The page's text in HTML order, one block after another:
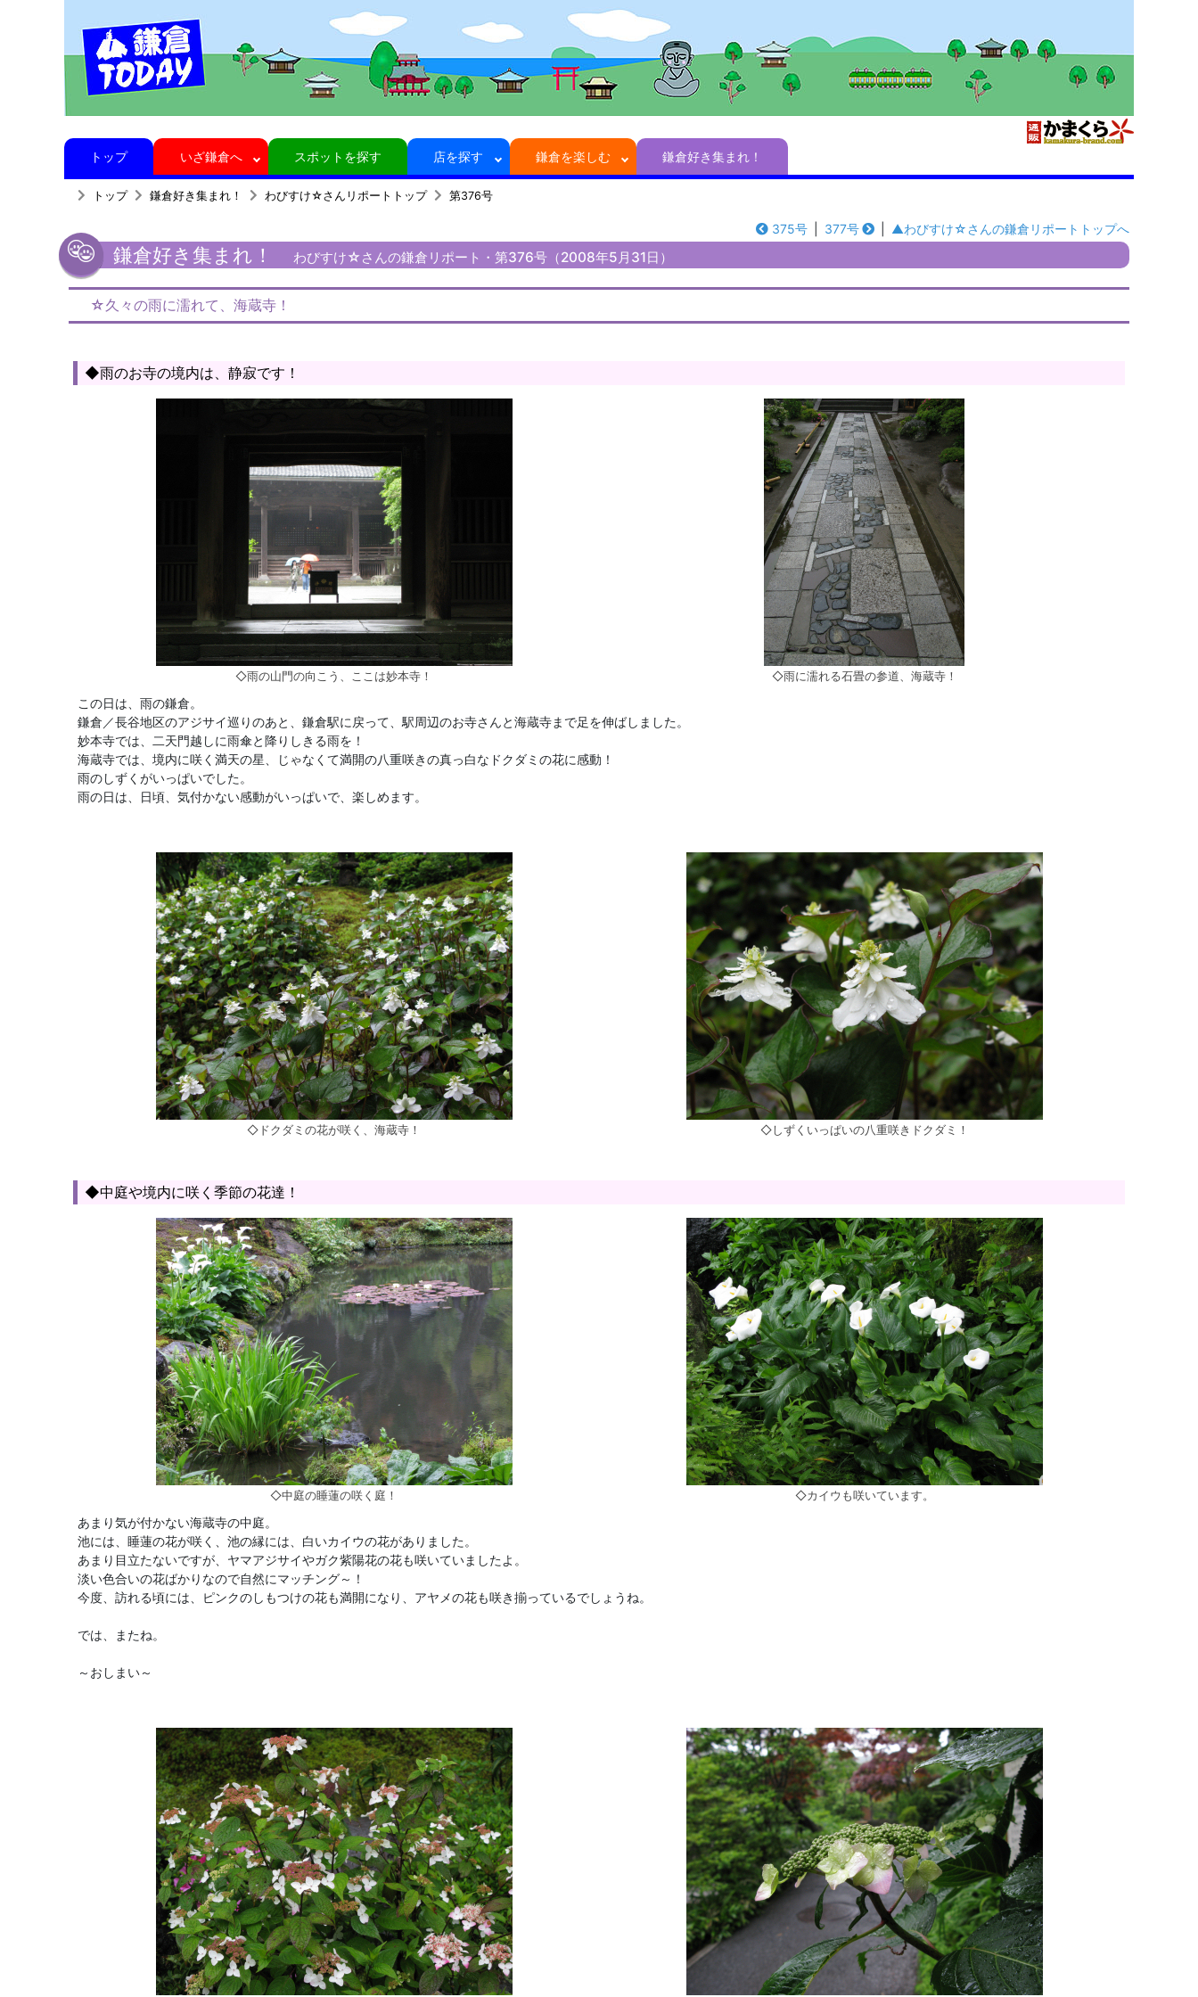
トップ いざ鎌倉へ スポットを探す 店を探す 鎌倉を楽しむ 鎌倉好き集まれ！
トップ 鎌倉好き集まれ！ わびすけ☆さんリポートトップ 第376号
375号 377号 ▲わびすけ☆さんの鎌倉リポートトップへ
鎌倉好き集まれ！ わびすけ☆さんの鎌倉リポート・第376号（2008年5月31日）
☆久々の雨に濡れて、海蔵寺！
◆雨のお寺の境内は、静寂です！
◇雨の山門の向こう、ここは妙本寺！ ◇雨に濡れる石畳の参道、海蔵寺！
この日は、雨の鎌倉。
鎌倉／長谷地区のアジサイ巡りのあと、鎌倉駅に戻って、駅周辺のお寺さんと海蔵寺まで足を伸ばしました。
妙本寺では、二天門越しに雨傘と降りしきる雨を！
海蔵寺では、境内に咲く満天の星、じゃなくて満開の八重咲きの真っ白なドクダミの花に感動！
雨のしずくがいっぱいでした。
雨の日は、日頃、気付かない感動がいっぱいで、楽しめます。
◇ドクダミの花が咲く、海蔵寺！ ◇しずくいっぱいの八重咲きドクダミ！
◆中庭や境内に咲く季節の花達！
◇中庭の睡蓮の咲く庭！ ◇カイウも咲いています。
あまり気が付かない海蔵寺の中庭。
池には、睡蓮の花が咲く、池の縁には、白いカイウの花がありました。
あまり目立たないですが、ヤマアジサイやガク紫陽花の花も咲いていましたよ。
淡い色合いの花ばかりなので自然にマッチング～！
今度、訪れる頃には、ピンクのしもつけの花も満開になり、アヤメの花も咲き揃っているでしょうね。
では、またね。
～おしまい～